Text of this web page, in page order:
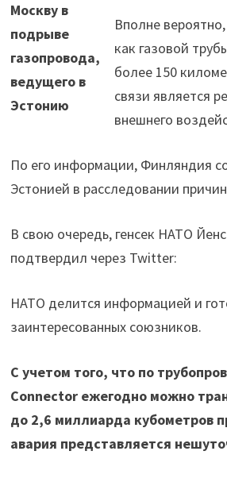
Москву в
подрыве
газопровода,
ведущего в
Эстонию
Вполне
как газовой
более 150
связи является
внешнего
По его информации, Финляндия
Эстонией в расследовании
В свою очередь, генсек НАТО
подтвердил через Twitter:
НАТО делится информацией и
заинтересованных союзников.
С учетом того, что по
Connector ежегодно можно
до 2,6 миллиарда кубометров
авария представляется